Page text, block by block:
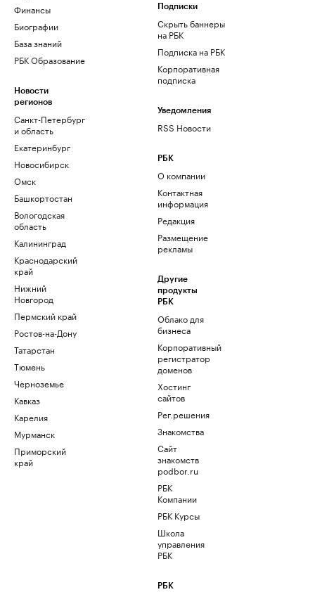
Финансы
Биографии
База знаний
РБК Образование
Новости
регионов
Санкт-Петербург
и область
Екатеринбург
Новосибирск
Омск
Башкортостан
Вологодская
область
Калининград
Краснодарский
край
Нижний
Новгород
Пермский край
Ростов-на-Дону
Татарстан
Тюмень
Черноземье
Кавказ
Карелия
Мурманск
Приморский
край
Подписки
Скрыть баннеры
на РБК
Подписка на РБК
Корпоративная
подписка
Уведомления
RSS Новости
РБК
О компании
Контактная
информация
Редакция
Размещение
рекламы
Другие
продукты
РБК
Облако для
бизнеса
Корпоративный
регистратор
доменов
Хостинг
сайтов
Рег.решения
Знакомства
Сайт
знакомств
podbor.ru
РБК
Компании
РБК Курсы
Школа
управления
РБК
РБК